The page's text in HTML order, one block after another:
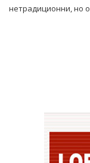
нетрадиционни, но